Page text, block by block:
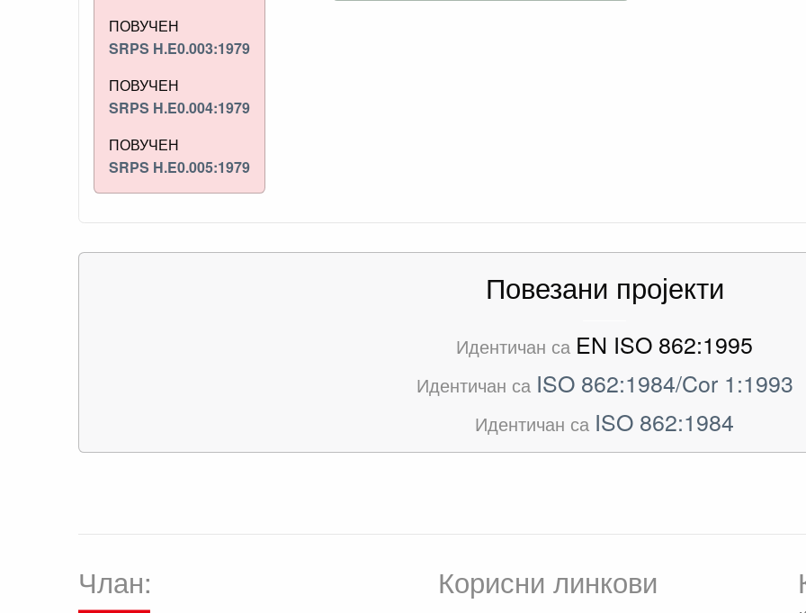
ПОВУЧЕН
SRPS H.E0.003:1979
ПОВУЧЕН
SRPS H.E0.004:1979
ПОВУЧЕН
SRPS H.E0.005:1979
Повезани пројекти
Идентичан са EN ISO 862:1995
Идентичан са ISO 862:1984/Cor 1:1993
Идентичан са ISO 862:1984
Члан: Корисни линкови